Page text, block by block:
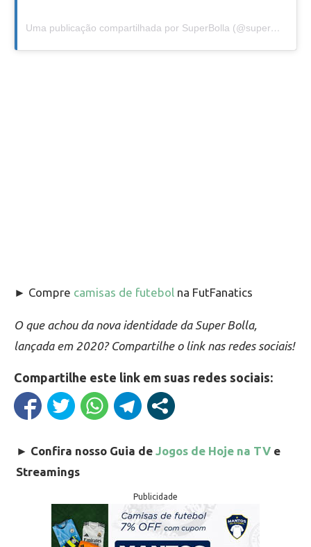
Uma publicação compartilhada por SuperBolla (@superbollaoficial)
► Compre camisas de futebol na FutFanatics
O que achou da nova identidade da Super Bolla,
lançada em 2020? Compartilhe o link nas redes sociais!
Compartilhe este link em suas redes sociais:
► Confira nosso Guia de Jogos de Hoje na TV e
Streamings
Publicidade